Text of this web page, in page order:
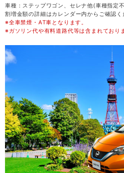
金 21
月 24
火 25
水 26
車種：ステップワゴン、セレナ他(車種指
割増金額の詳細はカレンダー内からご確認く
※全車禁煙・AT車となります。
※ガソリン代や有料道路代等は含まれており